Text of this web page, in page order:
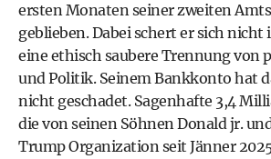
ersten Monaten seiner zweiten
geblieben. Dabei schert er sich
eine ethisch saubere Trennung von
und Politik. Seinem Bankkonto hat
nicht geschadet. Sagenhafte 3,4
die von seinen Söhnen Donald jr.
Trump Organization seit Jänner